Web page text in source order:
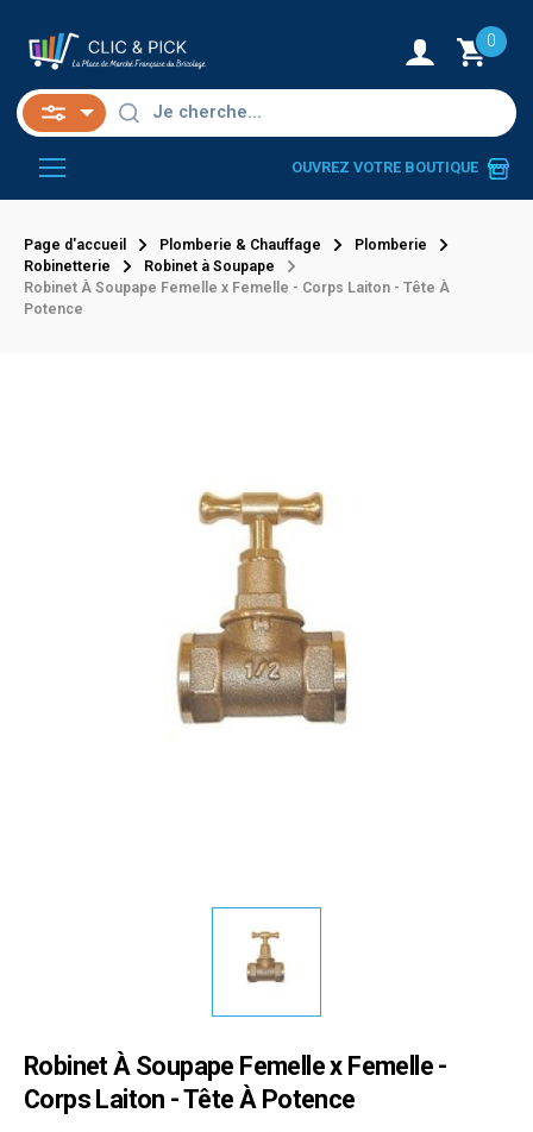
0
OUVREZ VOTRE BOUTIQUE
Page d'accueil Plomberie & Chauffage
Plomberie
Robinetterie
Robinet à Soupape
Robinet À Soupape Femelle x Femelle - Corps Laiton - Tête À
Potence
Robinet À Soupape Femelle x Femelle -
Corps Laiton - Tête À Potence